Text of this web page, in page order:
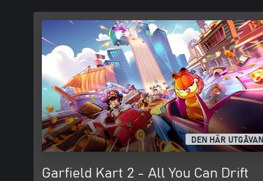
DEN HÄR UTGÅVAN
Garfield Kart 2 - All You Can Drift